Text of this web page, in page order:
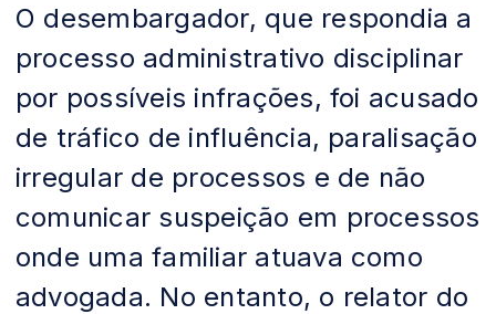
O desembargador, que respondia a
processo administrativo disciplinar
por possíveis infrações, foi acusado
de tráfico de influência, paralisação
irregular de processos e de não
comunicar suspeição em processos
onde uma familiar atuava como
advogada. No entanto, o relator do